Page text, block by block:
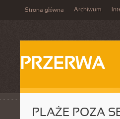
Strona główna Archiwum
PRZERWA
PLAŻE POZA